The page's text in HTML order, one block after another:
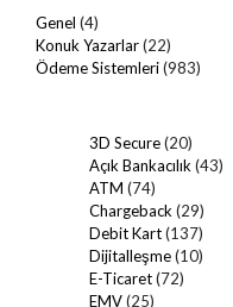
Genel (4)
Konuk Yazarlar(22)
Ödeme Sistemleri(983)
3D Secure(20)
Açık Bankacılık (43)
ATM (74)
Chargeback (29)
Debit Kart(137)
Dijitalleşme(10)
E-Ticaret(72)
EMV(25)